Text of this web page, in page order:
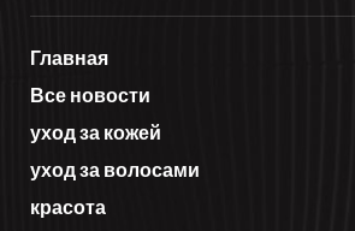
Главная
Все новости
уход за кожей
уход за волосами
красота